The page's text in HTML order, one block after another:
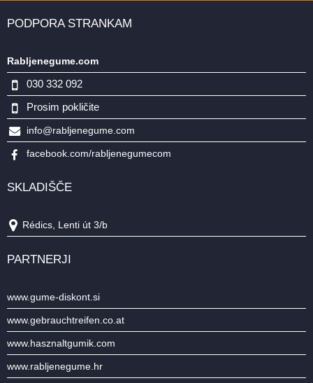
PODPORA STRANKAM
Rabljenegume.com
030 332 092
Prosim pokličite
info@rabljenegume.com
facebook.com/rabljenegumecom
SKLADIŠČE
Rédics, Lenti út 3/b
PARTNERJI
www.gume-diskont.si
www.gebrauchtreifen.co.at
www.hasznaltgumik.com
www.rabljenegume.hr